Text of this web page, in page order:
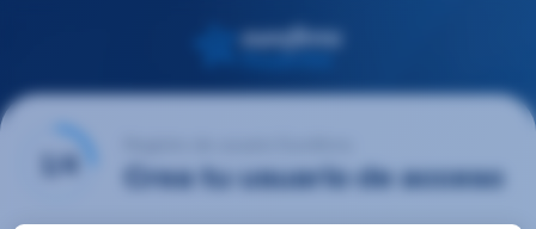
1/4 Crea tu usuario de acceso